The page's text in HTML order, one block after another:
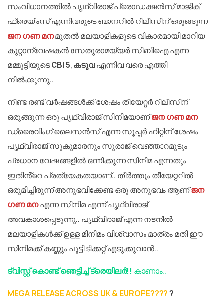
സംവിധാനത്തിൽ പൃഥ്വിരാജ് പ്രൊഡക്ഷൻസ് മാജിക്
ഫ്രെയിംസ് എന്നിവരുടെ ബാനറിൽ റിലീസിന് ഒരുങ്ങുന്ന
ജന ഗണ മനമുതൽ മലയാളികളുടെ വികാരമായി മാറിയ
കുറ്റാന്വേഷകൻ സേതുരാമയ്യർ സിബിഐ എന്ന
മമ്മൂട്ടിയുടെCBI 5, കടുവഎന്നിവ വരെ എത്തി
നിൽക്കുന്നു..
നീണ്ട രണ്ട് വർഷങ്ങൾക്ക് ശേഷം തീയേറ്റർ റിലീസിന്
ഒരുങ്ങുന്ന ഒരു പൃഥ്വിരാജ് സിനിമയാണ്ജന ഗണ മന
ഡ്രൈവിംഗ് ലൈസൻസ് എന്ന സൂപ്പർ ഹിറ്റിന് ശേഷം
പൃഥ്വിരാജ് സുകുമാരനും സുരാജ് വെഞ്ഞാറമൂടും
പ്രധാന വേഷങ്ങളിൽ ഒന്നിക്കുന്ന സിനിമ എന്നതും
ഇതിൻ്റെ പ്രത്യേകതയാണ്.. തീർത്തും തീയേറ്ററിൽ
ഒരുമിച്ചിരുന്ന് അനുഭവിക്കേണ്ട ഒരു അനുഭവം ആണ്ജന
ഗണ മനഎന്ന സിനിമ എന്ന് പൃഥ്വിരാജ്
അവകാശപ്പെടുന്നു.. പൃഥ്വിരാജ് എന്ന നടനിൽ
മലയാളികൾക്ക് ഉള്ള മിനിമം വിശ്വാസം മാത്രം മതി ഈ
സിനിമക്ക് കണ്ണും പൂട്ടി ടിക്കറ്റ് എടുക്കുവാൻ..
ട്വിസ്റ്റ് കൊണ്ട് ഞെട്ടിച്ച് ട്രെയിലർ!! കാണാം..
MEGA RELEASE ACROSS UK & EUROPE?????